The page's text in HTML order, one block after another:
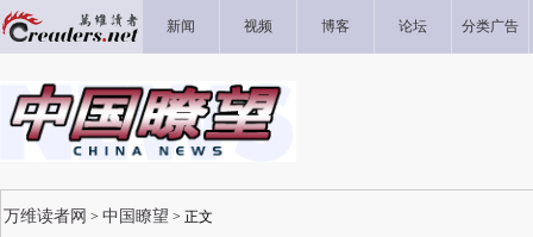
新闻 视频 博客 论坛 分类广告
万维读者网 > 中国瞭望 > 正文